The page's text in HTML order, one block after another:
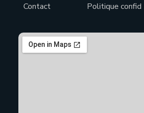
Contact
Politique confid